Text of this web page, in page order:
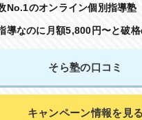
No.1のオンライン個別指導塾
導なのに月額5,800円〜と破格
そら塾の口コミ
キャンペーン情報を見る